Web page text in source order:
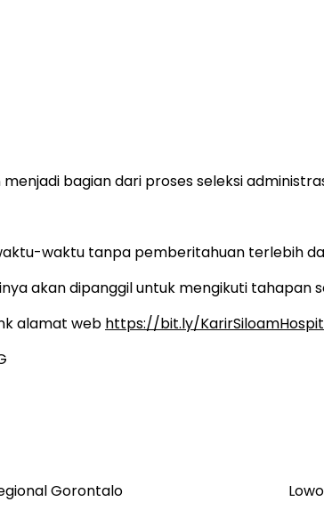
bagian dari proses seleksi
waktu tanpa pemberitahuan terlebih
akan dipanggil untuk mengikuti tahapan
alamat web https://bit.ly/
Gorontalo